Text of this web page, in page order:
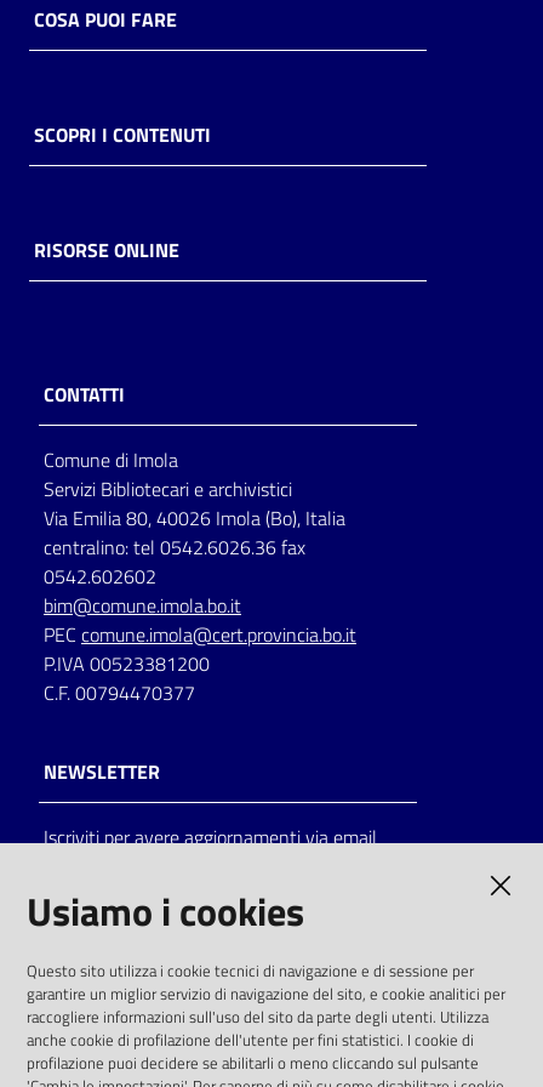
Catalogo
Eventi
Avvisi
COSA PUOI FARE
SCOPRI I CONTENUTI
RISORSE ONLINE
CONTATTI
Comune di Imola
Servizi Bibliotecari e archivistici
Via Emilia 80, 40026 Imola (Bo), Italia
centralino: tel 0542.6026.36 fax
0542.602602
bim@comune.imola.bo.it
PEC comune.imola@cert.provincia.bo.it
P.IVA 00523381200
C.F. 00794470377
NEWSLETTER
Iscriviti per avere aggiornamenti via email
solo alle condizioni previste dalla direttiva
comunitaria 2003/98/CE e dal d.lgs. 36/2006
SOCIAL
Usiamo i cookies
Questo sito utilizza i cookie tecnici di navigazione e di sessione per
garantire un miglior servizio di navigazione del sito, e cookie analitici per
raccogliere informazioni sull'uso del sito da parte degli utenti. Utilizza
anche cookie di profilazione dell'utente per fini statistici. I cookie di
profilazione puoi decidere se abilitarli o meno cliccando sul pulsante